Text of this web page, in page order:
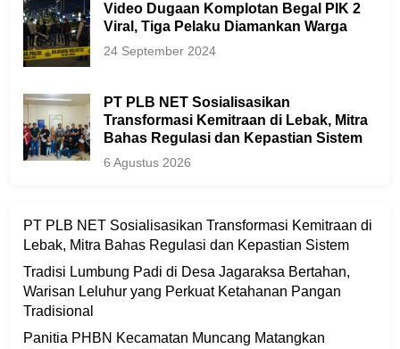
Video Dugaan Komplotan Begal PIK 2
Viral, Tiga Pelaku Diamankan Warga
24 September 2024
PT PLB NET Sosialisasikan
Transformasi Kemitraan di Lebak, Mitra
Bahas Regulasi dan Kepastian Sistem
6 Agustus 2026
PT PLB NET Sosialisasikan Transformasi Kemitraan di
Lebak, Mitra Bahas Regulasi dan Kepastian Sistem
Tradisi Lumbung Padi di Desa Jagaraksa Bertahan,
Warisan Leluhur yang Perkuat Ketahanan Pangan
Tradisional
Panitia PHBN Kecamatan Muncang Matangkan